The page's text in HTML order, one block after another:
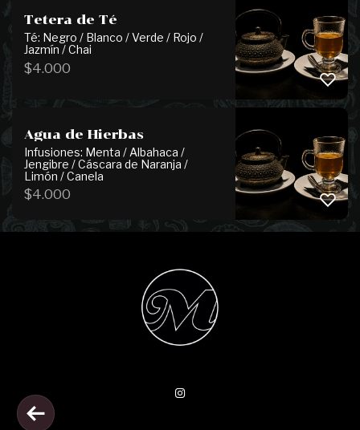
Tetera de Té
Té: Negro / Blanco / Verde / Rojo /
Jazmín / Chai
$4.000
Agua de Hierbas
Infusiones: Menta / Albahaca /
Jengibre / Cáscara de Naranja /
Limón / Canela
$4.000